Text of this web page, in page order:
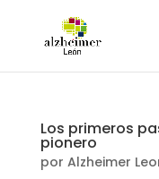
Los primeros
pionero
por Alzheimer